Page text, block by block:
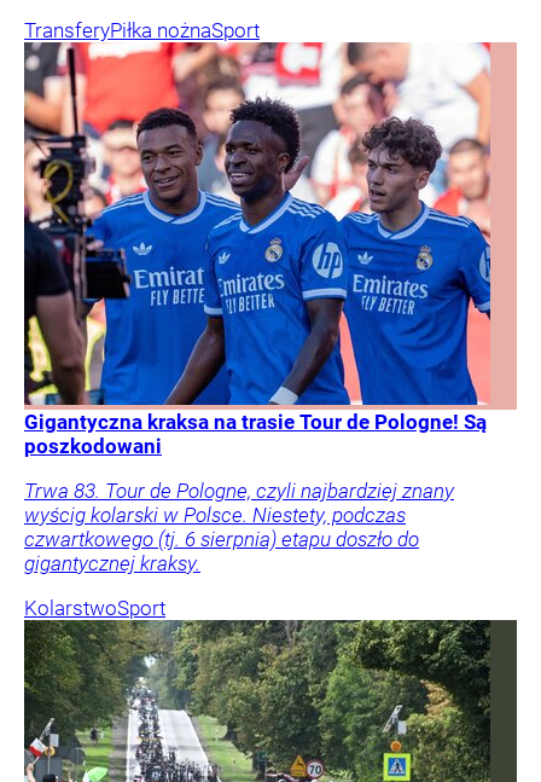
TransferyPiłka nożnaSport
Gigantyczna kraksa na trasie Tour de Pologne! Są
poszkodowani
Trwa 83. Tour de Pologne, czyli najbardziej znany
wyścig kolarski w Polsce. Niestety, podczas
czwartkowego (tj. 6 sierpnia) etapu doszło do
gigantycznej kraksy.
KolarstwoSport